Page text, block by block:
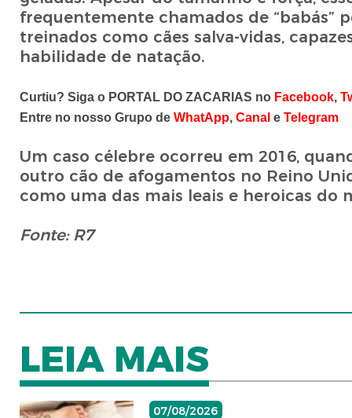
frequentemente chamados de “babás”
treinados como cães salva-vidas,
habilidade de natação.
Curtiu? Siga o PORTAL DO ZACARIAS no Facebook,
Entre no nosso Grupo de WhatApp, Canal e Telegram
Um caso célebre ocorreu em 2016,
outro cão de afogamentos no Reino
como uma das mais leais e heroicas do
Fonte: R7
LEIA MAIS
07/08/2026